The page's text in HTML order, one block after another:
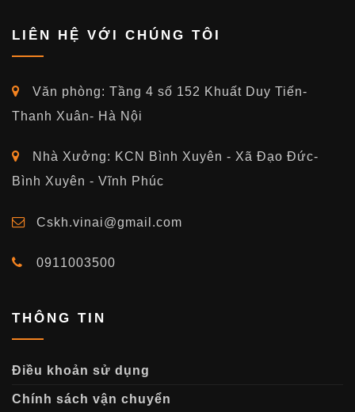
LIÊN HỆ VỚI CHÚNG TÔI
Văn phòng: Tầng 4 số 152 Khuất Duy Tiến-
Thanh Xuân- Hà Nội
Nhà Xưởng: KCN Bình Xuyên - Xã Đạo Đức-
Bình Xuyên - Vĩnh Phúc
Cskh.vinai@gmail.com
0911003500
THÔNG TIN
Điều khoản sử dụng
Chính sách vận chuyển